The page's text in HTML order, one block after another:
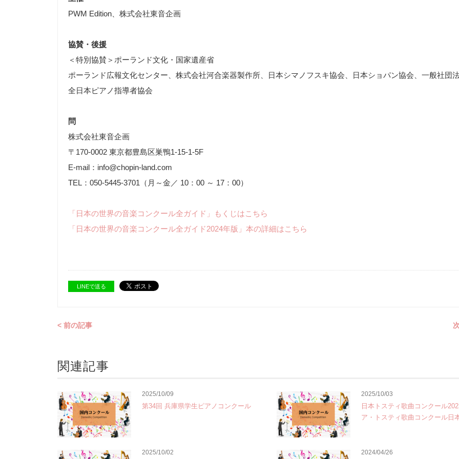
PWM Edition、株式会社東音企画
協賛・後援
＜特別協賛＞ポーランド文化・国家遺産省
ポーランド広報文化センター、株式会社河合楽器製作所、日本シマノフスキ協会、日本ショパン協会、一般社団
全日本ピアノ指導者協会
問
株式会社東音企画
〒170-0002 東京都豊島区巣鴨1-15-1-5F
E-mail：info@chopin-land.com
TEL：050-5445-3701（月～金／ 10：00 ～ 17：00）
「日本の世界の音楽コンクール全ガイド」もくじはこちら
「日本の世界の音楽コンクール全ガイド2024年版」本の詳細はこちら
LINEで送る
< 前の記事
関連記事
2025/10/09
第34回 兵庫県学生ピアノコンクール
2025/10/03
日本トスティ歌曲コンクール
ア・トスティ歌曲コンクール日
2025/10/02 2024/04/26